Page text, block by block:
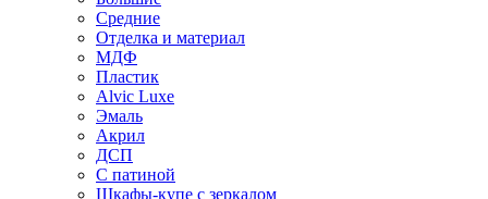
Средние
Отделка и материал
МДФ
Пластик
Alvic Luxe
Эмаль
Акрил
ДСП
С патиной
Шкафы-купе с зеркалом